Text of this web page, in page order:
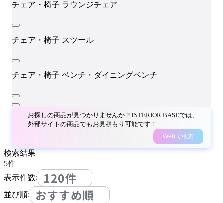
チェア・椅子 ラウンジチェア
チェア・椅子 スツール
チェア・椅子 ベンチ・ダイニングベンチ
お探しの商品が見つかりませんか？INTERIOR BASEでは、
外部サイトの商品でもお見積もり可能です！
Webで検索
検索結果
5件
表示件数:
120件
並び順: おすすめ順